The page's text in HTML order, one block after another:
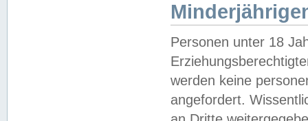
Personen unter 18
werden keine
angefordert.